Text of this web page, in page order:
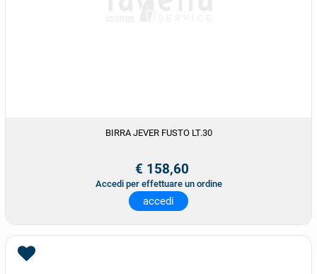
BIRRA JEVER FUSTO LT.30
€ 158,60
Accedi per effettuare un ordine
accedi